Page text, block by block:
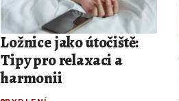
Ložnice jako útočiště:
Tipy pro relaxaci a
harmonii